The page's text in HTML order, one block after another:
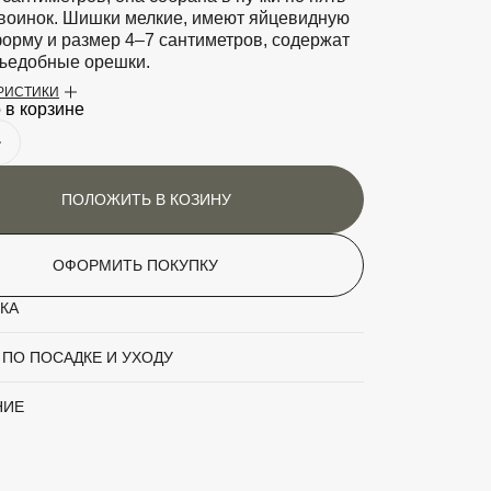
Шишки мелкие, имеют яйцевидную
и размер 4–7 сантиметров, содержат
орешки.
Светолюбива. Предпочитает
сильным ветрам, болезням и вредителям.
товар Да
Сосна
в корзине
ПОЛОЖИТЬ В КОЗИНУ
ОФОРМИТЬ ПОКУПКУ
ПО ПОСАДКЕ И УХОДУ